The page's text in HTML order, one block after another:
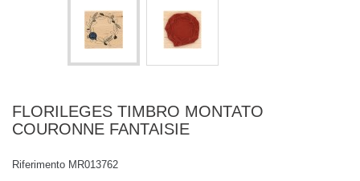
FLORILEGES TIMBRO MONTATO
COURONNE FANTAISIE
Riferimento MR013762